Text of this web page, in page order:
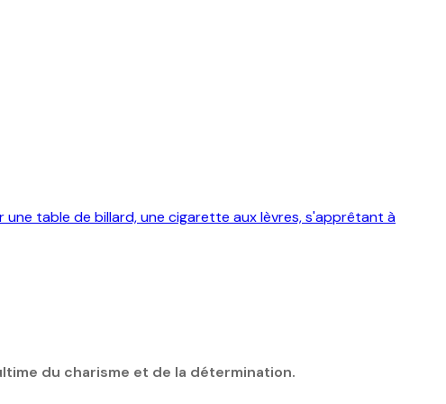
du charisme et de la détermination.